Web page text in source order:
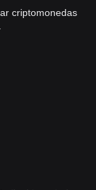
criptomonedas